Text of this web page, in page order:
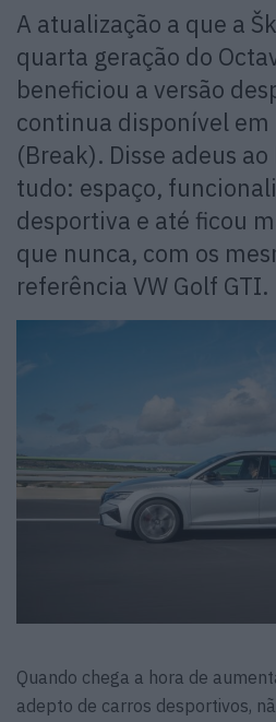
A atualização a que a
quarta geração do
beneficiou a versão
continua disponível
(Break). Disse adeus
tudo: espaço,
desportiva e até ficou
que nunca, com os
referência VW Golf GTI.
Quando chega a hora de
adepto de carros desportivos,